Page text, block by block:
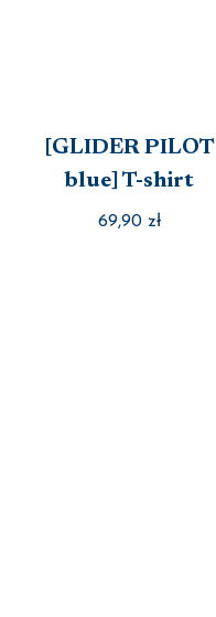
[GLIDER PILOT
blue] T-shirt
69,90 zł